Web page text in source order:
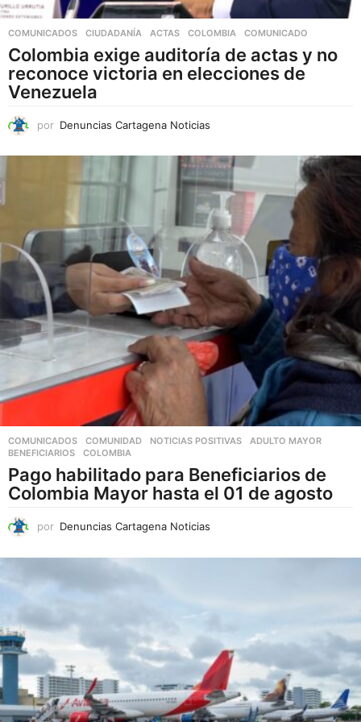
COMUNICADOS ,CIUDADANÍA ACTAS ,COLOMBIA ,COMUNICADO
Colombia exige auditoría de actas y no
reconoce victoria en elecciones de
Venezuela
por Denuncias Cartagena Noticias
COMUNICADOS ,COMUNIDAD ,NOTICIAS POSITIVAS ADULTO MAYOR
BENEFICIARIOS
,COLOMBIA
Pago habilitado para Beneficiarios de
Colombia Mayor hasta el 01 de agosto
por Denuncias Cartagena Noticias